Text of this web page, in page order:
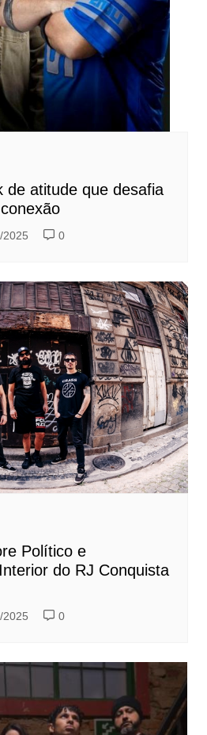
de atitude que desafia
2025 0
Político e
do RJ Conquista
2025 0